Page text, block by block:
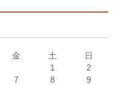
金 土 日
1
2
7 8
9